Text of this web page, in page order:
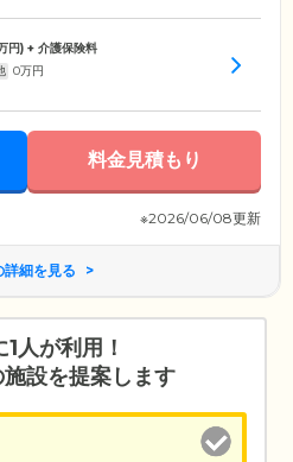
円) + 介護保険料
0万円
料金見積もり
※2026/06/08更新
詳細を見る
人が利用！
施設を提案します